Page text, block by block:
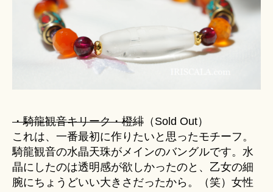
・騎龍観音キリーク・橙緋 （Sold Out）
これは、一番最初に作りたいと思ったモチーフ。
騎龍観音の水晶天珠がメインのバングルです。水
晶にしたのは透明感が欲しかったのと、乙女の細
腕にちょうどいい大きさだったから。（笑）女性